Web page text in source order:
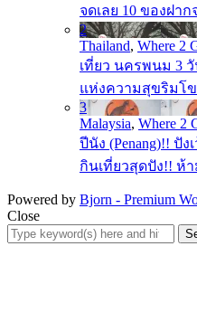
จดเลย 10 ของฝา
2
Thailand, Where 2
เที่ยว นครพนม 3
แห่งความสุขริมโข
3
Malaysia, Where 2
ปีนัง (Penang)!! ปั
กินเที่ยวสุดปัง!! ห้
Powered by Bjorn - Premium
Close